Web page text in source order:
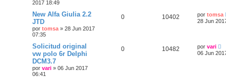
2017 18:49
New Alfa Giulia 2.2
JTD
por tomsa » 28 Jun 2017
07:35
0 10402 por tomsa
28 Jun
Solicitud original
vw polo 6r Delphi
DCM3.7
por vari » 06 Jun 2017
06:41
0 10482 por vari
06 Jun